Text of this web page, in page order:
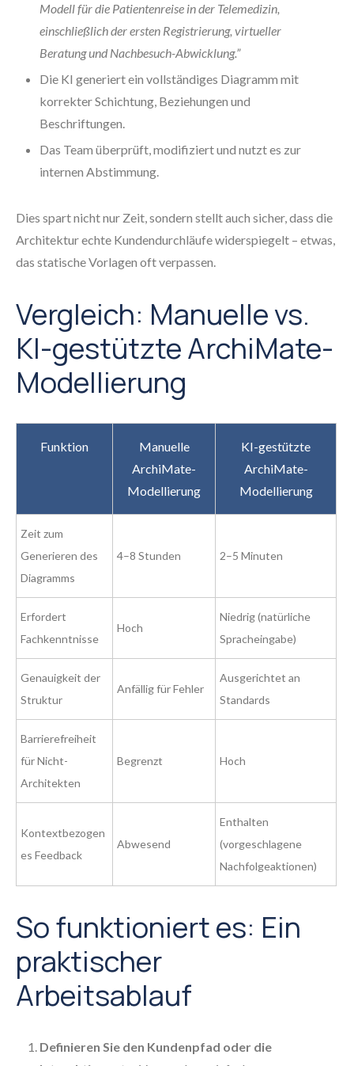
Modell für die Patientenreise in der Telemedizin,
einschließlich der ersten Registrierung, virtueller
Beratung und Nachbesuch-Abwicklung.”
Die KI generiert ein vollständiges Diagramm mit
korrekter Schichtung, Beziehungen und
Beschriftungen.
Das Team überprüft, modifiziert und nutzt es zur
internen Abstimmung.
Dies spart nicht nur Zeit, sondern stellt auch sicher, dass die
Architektur echte Kundendurchläufe widerspiegelt – etwas,
das statische Vorlagen oft verpassen.
Vergleich: Manuelle vs.
KI-gestützte ArchiMate-
Modellierung
Funktion
Manuelle
ArchiMate-
Modellierung
KI-gestützte
ArchiMate-
Modellierung
Zeit zum
Generieren des
Diagramms
4–8 Stunden 2–5 Minuten
Erfordert
Fachkenntnisse
Hoch
Niedrig (natürliche
Spracheingabe)
Genauigkeit der
Struktur
Anfällig für Fehler
Ausgerichtet an
Standards
Barrierefreiheit
für Nicht-
Architekten
Begrenzt Hoch
Kontextbezogen
es Feedback
Abwesend
Enthalten
(vorgeschlagene
Nachfolgeaktionen)
So funktioniert es: Ein
praktischer
Arbeitsablauf
Definieren Sie den Kundenpfad oder die